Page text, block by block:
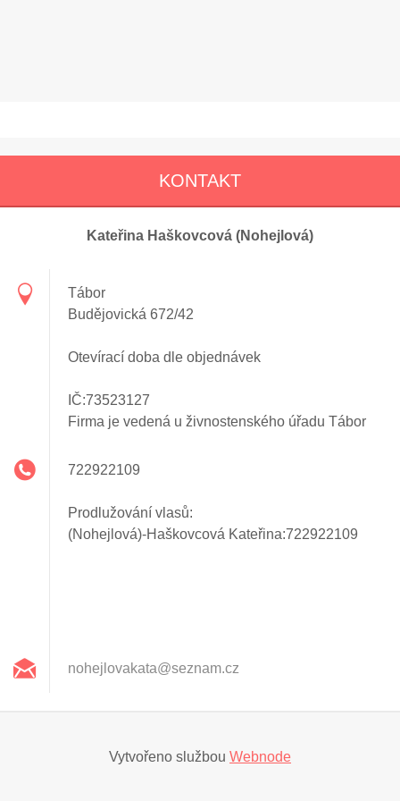
KONTAKT
Kateřina Haškovcová (Nohejlová)
Tábor
Budějovická 672/42
Otevírací doba dle objednávek
IČ:73523127
Firma je vedená u živnostenského úřadu Tábor
722922109
Prodlužování vlasů:
(Nohejlová)-Haškovcová Kateřina:722922109
nohejlovakata@seznam.cz
Vytvořeno službou Webnode